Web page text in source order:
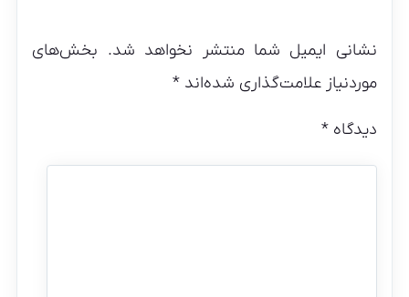
نشانی ایمیل شما منتشر نخواهد شد. بخش‌های
موردنیاز علامت‌گذاری شده‌اند*
دیدگاه*